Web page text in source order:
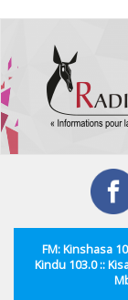
contenu
principal
FM: Kinshasa
Kindu 103.0 ::